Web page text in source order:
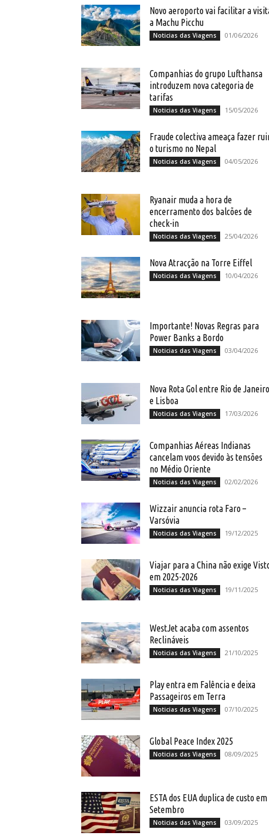
Novo aeroporto vai facilitar a
a Machu Picchu
Noticias das Viagens 01/06/2026
Companhias do grupo Lufthansa
introduzem nova categoria de
tarifas
Noticias das Viagens 15/05/2026
Fraude colectiva ameaça fazer
o turismo no Nepal
Noticias das Viagens 04/05/2026
Ryanair muda a hora de
encerramento dos balcões de
check-in
Noticias das Viagens 25/04/2026
Nova Atracção na Torre Eiffel
Noticias das Viagens 10/04/2026
Importante! Novas Regras para
Power Banks a Bordo
Noticias das Viagens 03/04/2026
Nova Rota Gol entre Rio de Janeiro
e Lisboa
Noticias das Viagens 17/03/2026
Companhias Aéreas Indianas
cancelam voos devido às tensões
no Médio Oriente
Noticias das Viagens 02/02/2026
Wizzair anuncia rota Faro –
Varsóvia
Noticias das Viagens 19/12/2025
Viajar para a China não exige
em 2025-2026
Noticias das Viagens 19/11/2025
WestJet acaba com assentos
Reclináveis
Noticias das Viagens 21/10/2025
Play entra em Falência e deixa
Passageiros em Terra
Noticias das Viagens 07/10/2025
Global Peace Index 2025
Noticias das Viagens 08/09/2025
ESTA dos EUA duplica de custo em
Setembro
Noticias das Viagens 03/09/2025